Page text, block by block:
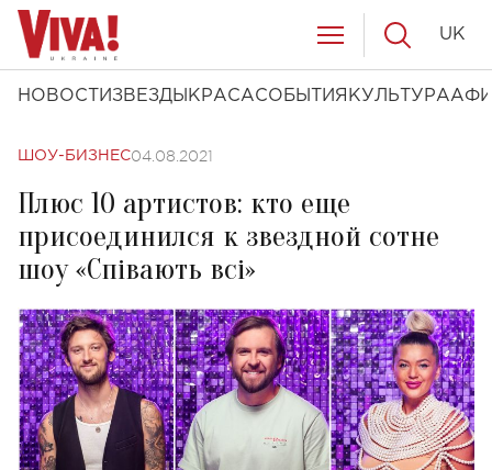
НОВОСТИ ЗВЕЗДЫ КРАСАСОБЫТИЯ КУЛЬТУРА
UK
ШОУ-БИЗНЕС04.08.2021
Плюс 10 артистов: кто еще
присоединился к звездной сотне
шоу «Співають всі»